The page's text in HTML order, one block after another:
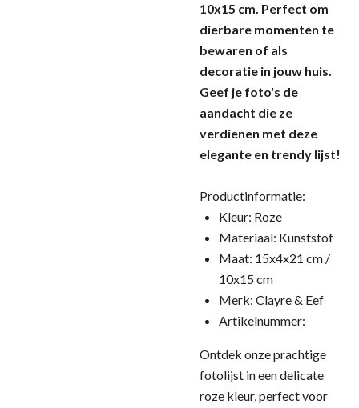
10x15 cm. Perfect om
dierbare momenten te
bewaren of als
decoratie in jouw huis.
Geef je foto's de
aandacht die ze
verdienen met deze
elegante en trendy lijst!
Productinformatie:
Kleur: Roze
Materiaal: Kunststof
Maat: 15x4x21 cm /
10x15 cm
Merk: Clayre & Eef
Artikelnummer:
Ontdek onze prachtige
fotolijst in een delicate
roze kleur, perfect voor